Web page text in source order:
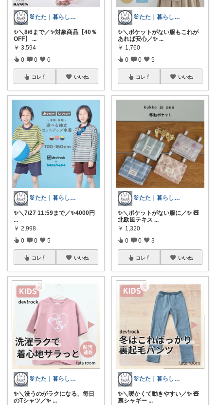
🐰たた｜暮らしと子育て
✨＼8/6まで／✨対象商品【40％
OFF】
...
￥ 3,594
0 0 0
コレ いいね
🐰たた｜暮らしと子育て
✨＼7/27 11:59まで／✨4000円
...
￥ 2,998
0 0 5
コレ いいね
🐰たた｜暮らしと子育て
✨＼洗うのがラクになる、毎日
のTシャツ／✨ ...
🐰たた｜暮らしと子育て
✨＼ポケットがない服もこれが
あれば安心／✨ ...
￥ 1,760
0 0 5
コレ いいね
🐰たた｜暮らしと子育て
✨＼ポケットがない服に／✨ 🧸
北欧風テキス ...
￥ 1,320
0 0 3
コレ いいね
🐰たた｜暮らしと子育て
✨＼暖かくて動きやすい／✨️ 🧸
裏シャギー ...